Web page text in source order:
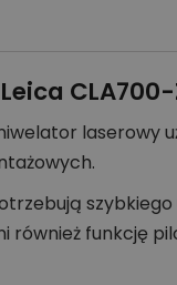
laserowy
również funkcję